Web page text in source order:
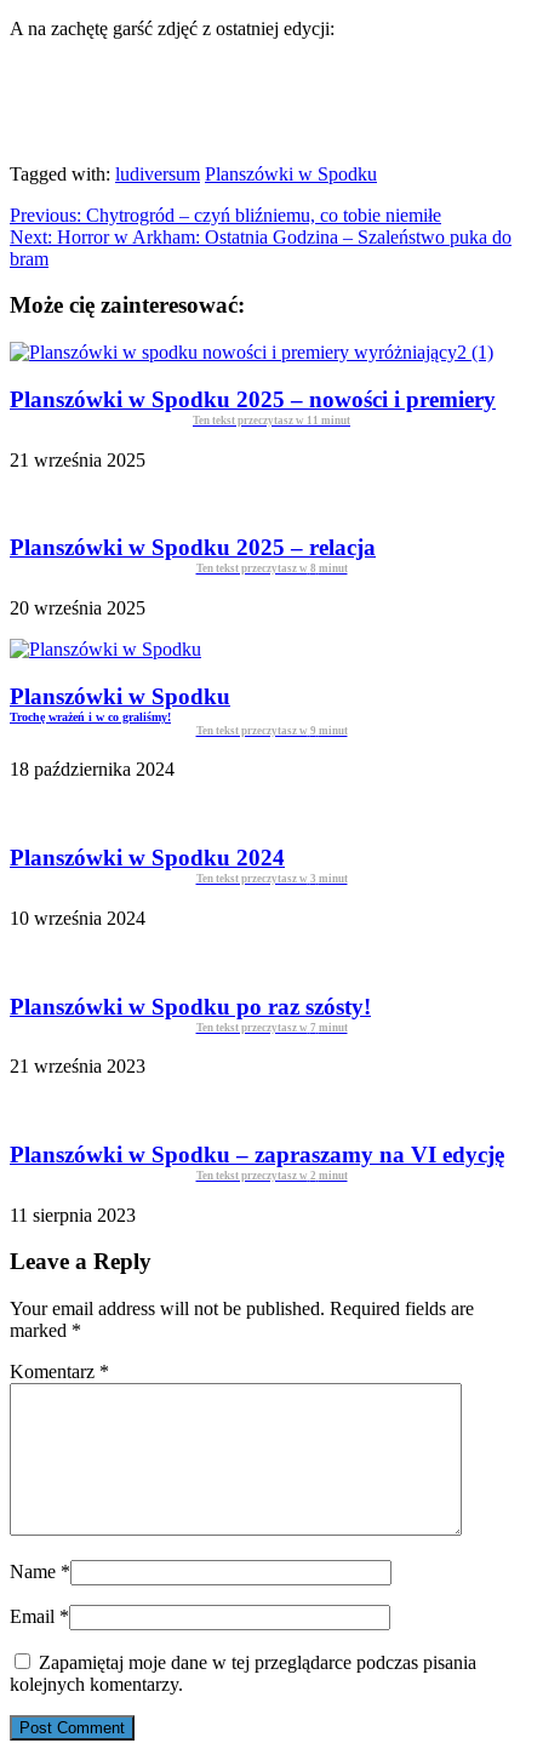
A na zachętę garść zdjęć z ostatniej edycji:
Tagged with: ludiversum Planszówki w Spodku
Previous: Chytrogród – czyń bliźniemu, co tobie niemiłe
Next: Horror w Arkham: Ostatnia Godzina – Szaleństwo puka do
bram
Może cię zainteresować:
Planszówki w Spodku 2025 – nowości i premiery
Ten tekst przeczytasz w 11 minut
21 września 2025
Planszówki w Spodku 2025 – relacja
Ten tekst przeczytasz w 8 minut
20 września 2025
Planszówki w Spodku
Trochę wrażeń i w co graliśmy!
Ten tekst przeczytasz w 9 minut
18 października 2024
Planszówki w Spodku 2024
Ten tekst przeczytasz w 3 minut
10 września 2024
Planszówki w Spodku po raz szósty!
Ten tekst przeczytasz w 7 minut
21 września 2023
Planszówki w Spodku – zapraszamy na VI edycję
Ten tekst przeczytasz w 2 minut
11 sierpnia 2023
Leave a Reply
Your email address will not be published. Required fields are
marked *
Komentarz *
Name *
Email *
Zapamiętaj moje dane w tej przeglądarce podczas pisania
kolejnych komentarzy.